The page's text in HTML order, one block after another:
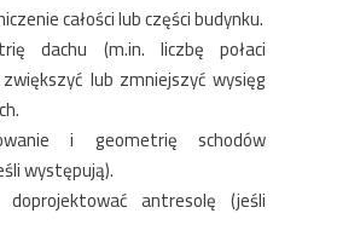
całości lub części budynku.
dachu (m.in. liczbę połaci
lub zmniejszyć wysięg
i geometrię schodów
występują).
antresolę (jeśli